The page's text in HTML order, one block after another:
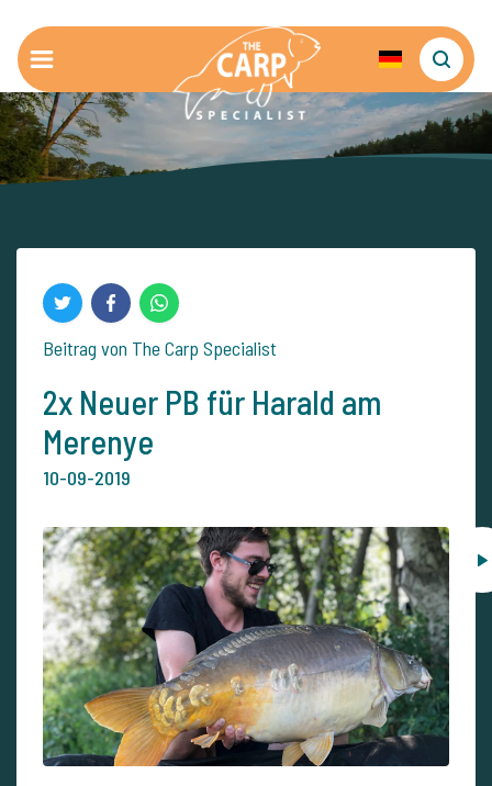
Beitrag von The Carp Specialist
2x Neuer PB für Harald am
Merenye
10-09-2019